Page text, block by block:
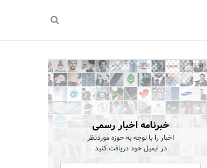
خبرنامه اخبار رسمی
اخبار را با توجه به حوزه موردنظر
در ایمیل خود دریافت کنید